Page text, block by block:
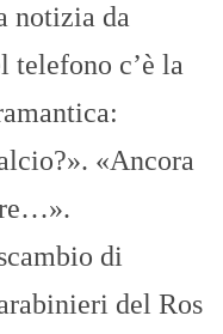
notizia da
telefono c’è la
«Ancora
di
del Ros